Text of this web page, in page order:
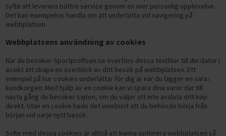
ELCYKLAR FATBIKE
Cykelstolar och cykelvagnar
Cykelservice och cykelvård
Cykeldäck
Cykellås
Cykelkorgar
Basketkorgar
Hockeymål
Pingisbord
DISCGOLF
CAMPING & OUTDOOR TILLBEHÖR
Snedbänkar
Plana bänkar
Skivstångsställningar
Power rack
HYROX-utrustning
HANTLAR
Fasta hantlar
Justerbara hantlar
Hex hantlar
Kromhantlar
Gummerade hantlar
PU Hantlar
Hantelställ
HEMMAGYM
Hemmagympaket
KETTLEBELLS
MEDICINBOLLAR
Slam Balls
VIKTSKIVOR
Viktskivor (50 mm)
Viktskivor (30 mm)
Viktskivor med handtag
SKIVSTÄNGER
Skivstänger och lås (50 mm)
Skivstänger och lås (30 mm)
TILLBEHÖR STYRKETRÄNING
Träningstillbehör
Tillbehör till löpband
Löpband efter syfte
Löpband för aktiv löpning
Löpband för jogging
Löpband för promenader
Löpband för hemmabruk
Löpband för kommersiellt bruk
Löpband för bostadsrättsföreningar
Löpband efter egenskaper
Löpband med mjuk dämpning
Tystgående löpband
Löpband för liten yta
Hopfällbara löpband
Robusta löpband
Löpband efter användare
Löpband för aktiva löpare
Löpband för nybörjare
Löpband för seniorer
Löpband för viktminskning
Löpband efter prisklass
Löpband upp till 5.000 kr
Löpband 5.000-10.000 kr
Löpband 10.000-15.000 kr
GÅBAND / WALKING PAD
AIRBIKES
MOTIONSCYKLAR
SPINNINGCYKLAR
RODDMASKINER
CROSSTRAINERS
SKYDDSMATTOR OCH TILLBEHÖR
TRAPPMASKINER
Hulahoppringar
Motståndsband
Träningsmattor
Träningsbollar
Stepbrädor
Pump-set
Extra vikter för kroppen
BYGG DITT HEMMAGYM
Hantlar
Kettlebells
Skivstänger
Viktskivor
Bänkar
Racks
Konditionsträning
Löpband
Motionscyklar
Tillbehör
TRÄNINGSMATTOR
GUMMIBAND
ROCKRINGAR
Massagepistoler
Massage
Vintersport
KLÄDER
SKOR
Vinterskor
Dubbskor
Elcyklar för vinterkörning
BUTIK I STOCKHOLM
OUTLET
FÖRETAGSFÖRSÄLJNING
syfte att leverera bättre service genom en mer personlig upplevelse.
Det kan exempelvis handla om att underlätta vid navigering på
webbplatsen.
Webbplatsens användning av cookies
När du besöker Sportproffsen.se överförs dessa textfiler till din dator i
avsikt att skapa en överblick av ditt besök på webbplatsen. Ett
exempel på hur cookies underlättar för dig är när du lägger en vara i
kundkorgen: Med hjälp av en cookie kan vi spara dina varor där till
nästa gång du besöker sajten, om du väljer att inte avsluta ditt köp
direkt. Utan en cookie hade det inneburit att du behövde börja från
början vid varje nytt besök.
Syfte med dessa cookies är alltså att kunna optimera webbplatsen så